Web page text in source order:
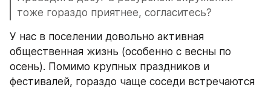
тоже гораздо приятнее, согласитесь?
У нас в поселении довольно активная
общественная жизнь (особенно с весны по
осень). Помимо крупных праздников и
фестивалей, гораздо чаще соседи встречаются